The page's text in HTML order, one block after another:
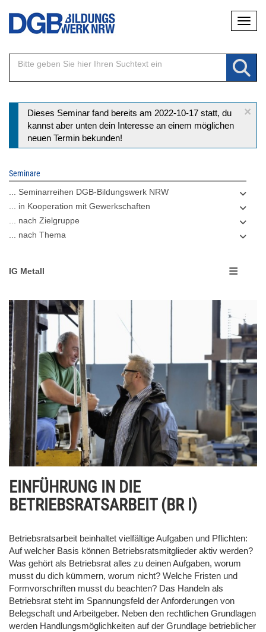
Direkt
Inhalt
×
Statusmeldung
Dieses Seminar fand bereits am 2022-10-17 statt, du
kannst aber unten dein Interesse an einem möglichen
neuen Termin bekunden!
Seminare
... Seminarreihen DGB-Bildungswerk NRW
... in Kooperation mit Gewerkschaften
... nach Zielgruppe
... nach Thema
IG Metall
EINFÜHRUNG IN DIE
BETRIEBSRATSARBEIT (BR I)
Betriebsratsarbeit beinhaltet vielfältige Aufgaben und Pflichten:
Auf welcher Basis können Betriebsratsmitglieder aktiv werden?
Was gehört als Betriebsrat alles zu deinen Aufgaben, worum
musst du dich kümmern, worum nicht? Welche Fristen und
Formvorschriften musst du beachten? Das Handeln als
Betriebsrat steht im Spannungsfeld der Anforderungen von
Belegschaft und Arbeitgeber. Neben den rechtlichen Grundlagen
werden Handlungsmöglichkeiten auf der Grundlage betrieblicher